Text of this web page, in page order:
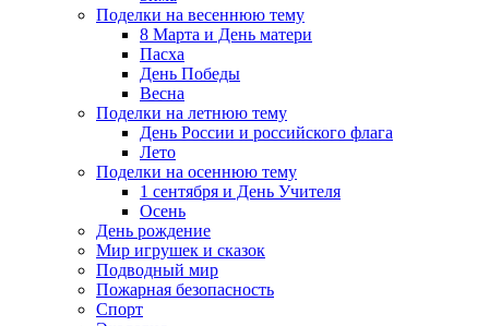
Поделки на весеннюю тему
8 Марта и День матери
Пасха
День Победы
Весна
Поделки на летнюю тему
День России и российского флага
Лето
Поделки на осеннюю тему
1 сентября и День Учителя
Осень
День рождение
Мир игрушек и сказок
Подводный мир
Пожарная безопасность
Спорт